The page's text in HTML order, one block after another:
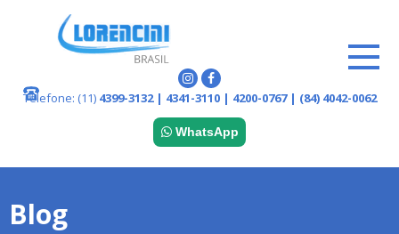
Telefone: (11) 4399-3132 | 4341-3110 | 4200-0767 | (84) 4042-0062
WhatsApp
Blog